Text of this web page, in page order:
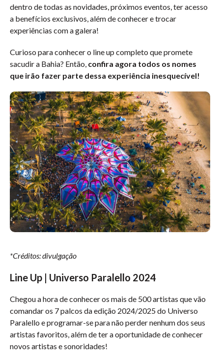
dentro de todas as novidades, próximos eventos, ter acesso
a benefícios exclusivos, além de conhecer e trocar
experiências com a galera!
Curioso para conhecer o line up completo que promete
sacudir a Bahia? Então, confira agora todos os nomes
que irão fazer parte dessa experiência inesquecível!
*Créditos: divulgação
Line Up | Universo Paralello 2024
Chegou a hora de conhecer os mais de 500 artistas que vão
comandar os 7 palcos da edição 2024/2025 do Universo
Paralello e programar-se para não perder nenhum dos seus
artistas favoritos, além de ter a oportunidade de conhecer
novos artistas e sonoridades!